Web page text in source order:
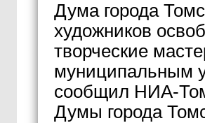
Дума города
художников
творческие
муниципальным
сообщил НИА-
Думы города